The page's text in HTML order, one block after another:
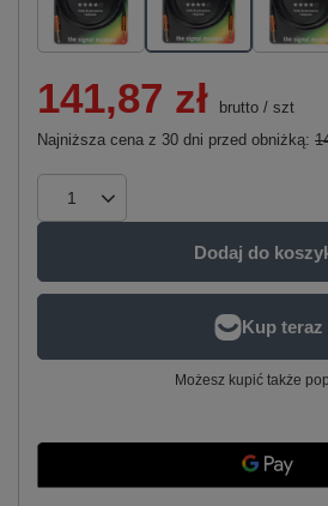
141,87 zł brutto / szt
Najniższa cena z 30 dni przed obniżką:
Dodaj do
Możesz kupić także